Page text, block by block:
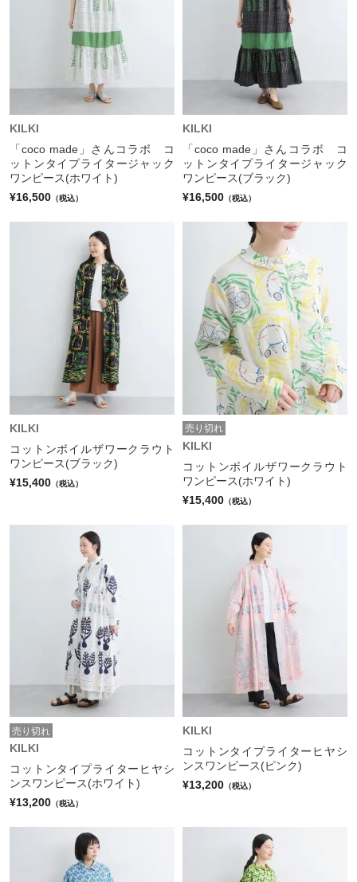
KILKI
「coco made」さんコラボ コ
ットンタイプライタージャック
ワンピース(ホワイト)
¥16,500 （税込）
KILKI
「coco made」さんコラボ コ
ットンタイプライタージャック
ワンピース(ブラック)
¥16,500 （税込）
KILKI
コットンボイルザワークラウト
ワンピース(ブラック)
¥15,400 （税込）
売り切れ
KILKI
コットンボイルザワークラウト
ワンピース(ホワイト)
¥15,400 （税込）
売り切れ
KILKI
コットンタイプライターヒヤシ
ンスワンピース(ホワイト)
¥13,200 （税込）
KILKI
コットンタイプライターヒヤシ
ンスワンピース(ピンク)
¥13,200 （税込）